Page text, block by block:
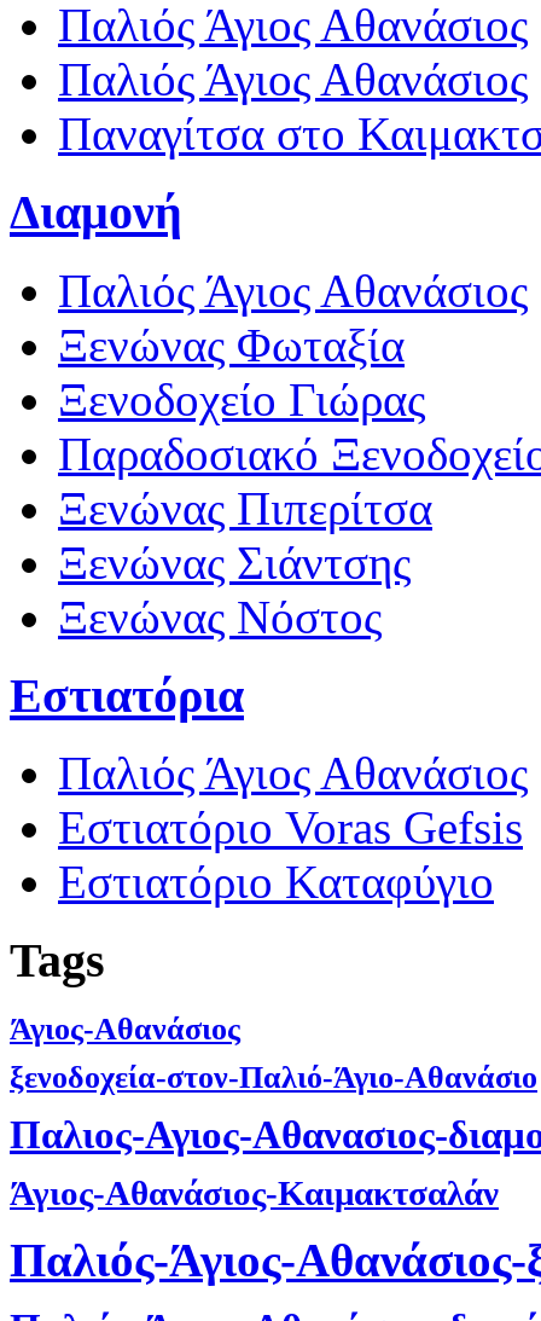
Παλιός Άγιος Αθανάσιος
Παλιός Άγιος Αθανάσιος
Παναγίτσα στο
Διαμονή
Παλιός Άγιος Αθανάσιος
Ξενώνας Φωταξία
Ξενοδοχείο Γιώρας
Παραδοσιακό
Ξενώνας Πιπερίτσα
Ξενώνας Σιάντσης
Ξενώνας Νόστος
Εστιατόρια
Παλιός Άγιος Αθανάσιος
Εστιατόριο Voras Gefsis
Εστιατόριο Καταφύγιο
Tags
Άγιος-Αθανάσιος
ξενοδοχεία-στον-Παλιό-Άγιο-Αθανάσιο
Παλιος-Αγιος-Αθανασιος-
Άγιος-Αθανάσιος-Καιμακτσαλάν
Παλιός-Άγιος-Αθανάσιος-